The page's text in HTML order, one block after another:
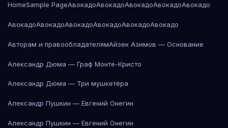
HomeSample PageАвокадоАвокадоАвокадоАвокадоАвокадо
АвокадоАвокадоАвокадоАвокадоАвокадоАвокадо
Авторам и правообладателямАйзек Азимов — Основание
Александр Дюма — Граф Монте-Кристо
Александр Дюма — Три мушкетёра
Александр Пушкин — Евгений Онегин
Александр Пушкин — Евгений Онегин